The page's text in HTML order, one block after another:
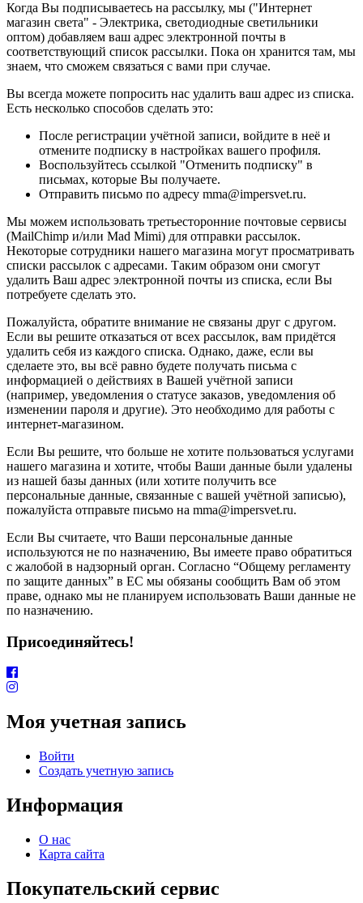
Когда Вы подписываетесь на рассылку, мы ("Интернет
магазин света" - Электрика, светодиодные светильники
оптом) добавляем ваш адрес электронной почты в
соответствующий список рассылки. Пока он хранится там, мы
знаем, что сможем связаться с вами при случае.
Вы всегда можете попросить нас удалить ваш адрес из списка.
Есть несколько способов сделать это:
После регистрации учётной записи, войдите в неё и
отмените подписку в настройках вашего профиля.
Воспользуйтесь ссылкой "Отменить подписку" в
письмах, которые Вы получаете.
Отправить письмо по адресу mma@impersvet.ru.
Мы можем использовать третьесторонние почтовые сервисы
(MailChimp и/или Mad Mimi) для отправки рассылок.
Некоторые сотрудники нашего магазина могут просматривать
списки рассылок с адресами. Таким образом они смогут
удалить Ваш адрес электронной почты из списка, если Вы
потребуете сделать это.
Пожалуйста, обратите внимание не связаны друг с другом.
Если вы решите отказаться от всех рассылок, вам придётся
удалить себя из каждого списка. Однако, даже, если вы
сделаете это, вы всё равно будете получать письма с
информацией о действиях в Вашей учётной записи
(например, уведомления о статусе заказов, уведомления об
изменении пароля и другие). Это необходимо для работы с
интернет-магазином.
Если Вы решите, что больше не хотите пользоваться услугами
нашего магазина и хотите, чтобы Ваши данные были удалены
из нашей базы данных (или хотите получить все
персональные данные, связанные с вашей учётной записью),
пожалуйста отправьте письмо на mma@impersvet.ru.
Если Вы считаете, что Ваши персональные данные
используются не по назначению, Вы имеете право обратиться
с жалобой в надзорный орган. Согласно “Общему регламенту
по защите данных” в ЕС мы обязаны сообщить Вам об этом
праве, однако мы не планируем использовать Ваши данные не
по назначению.
Присоединяйтесь!
Моя учетная запись
Войти
Создать учетную запись
Информация
О нас
Карта сайта
Покупательский сервис